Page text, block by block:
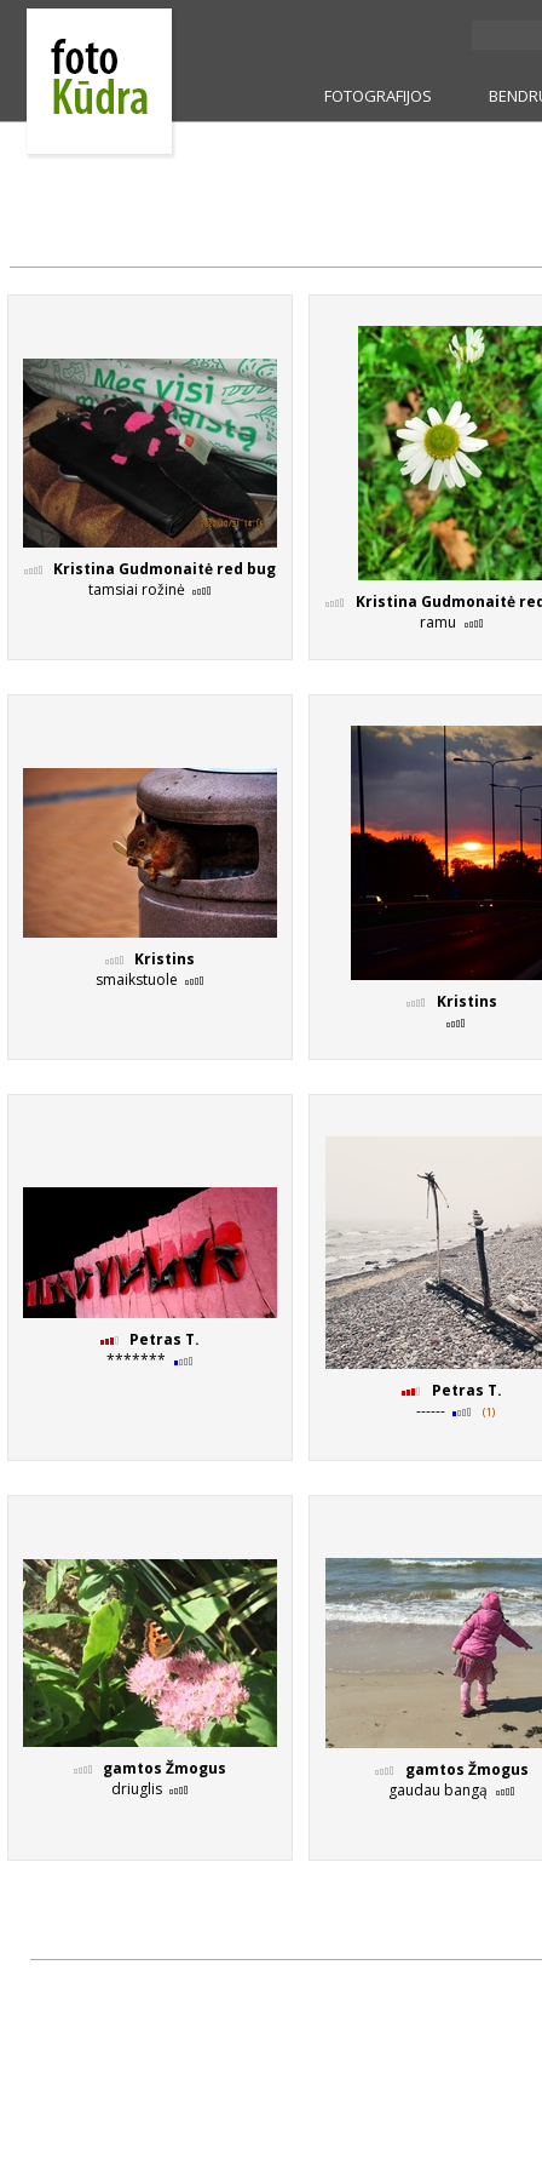
FOTOGRAFIJOS
Kristina Gudmonaitė red bug
tamsiai rožinė
Kristina Gudmonaitė
ramu
Kristins
smaikstuole
Kristins
Petras T.
*******
Petras T.
------
(1)
gamtos Žmogus
driuglis
gamtos Žmogus
gaudau bangą